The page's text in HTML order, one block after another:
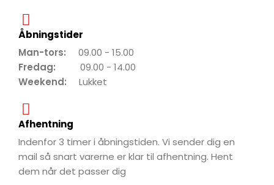
Åbningstider
Man-tors: 09.00 - 15.00
Fredag: 09.00 - 14.00
Weekend: Lukket
Afhentning
Indenfor 3 timer i åbningstiden. Vi sender dig en
mail så snart varerne er klar til afhentning. Hent
dem når det passer dig